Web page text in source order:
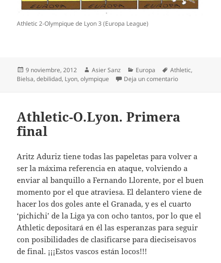
Athletic 2-Olympique de Lyon 3 (Europa League)
Publicado
el
9 noviembre, 2012 Autor
Asier Sanz Categorías
Europa Etiquetas
Athletic,
Bielsa,debilidad, Lyon,olympique Deja un comentarioen Athletic 2-
Athletic-O.Lyon. Primera
final
Aritz Aduriz tiene todas las papeletas para volver a
ser la máxima referencia en ataque, volviendo a
enviar al banquillo a Fernando Llorente, por el buen
momento por el que atraviesa. El delantero viene de
hacer los dos goles ante el Granada, y es el cuarto
‘pichichi’ de la Liga ya con ocho tantos, por lo que el
Athletic depositará en él las esperanzas para seguir
con posibilidades de clasificarse para dieciseisavos
de final. ¡¡¡Estos vascos están locos!!!